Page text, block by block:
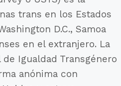
trans en los Estados
D.C., Samoa
en el extranjero. La
Igualdad Transgénero
anónima con